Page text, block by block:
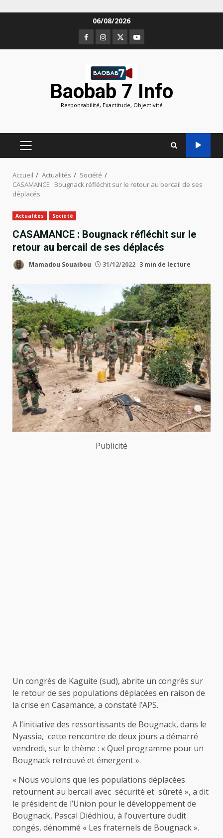
06/08/2026
Facebook
Instagram
TwitterYoutube
Baobab 7 Info
Responsabilité, Exactitude, Objectivité
MENU
PRINCIPAL
Accueil Actualités
Société
CASAMANCE : Bougnack réfléchit sur le retour au bercail de ses
déplacés
Actualités Société
CASAMANCE : Bougnack réfléchit sur le
retour au bercail de ses déplacés
Mamadou Souaibou 31/12/2022 3 min de lecture
Publicité
Un congrès de Kaguite (sud), abrite un congrès sur
le retour de ses populations déplacées en raison de
la crise en Casamance, a constaté l’APS.
A l’initiative des ressortissants de Bougnack, dans le
Nyassia, cette rencontre de deux jours a démarré
vendredi, sur le thème : « Quel programme pour un
Bougnack retrouvé et émergent ».
« Nous voulons que les populations déplacées
retournent au bercail avec sécurité et sûreté », a dit
le président de l’Union pour le développement de
Bougnack, Pascal Diédhiou, à l’ouverture dudit
congés, dénommé « Les fraternels de Bougnack ».